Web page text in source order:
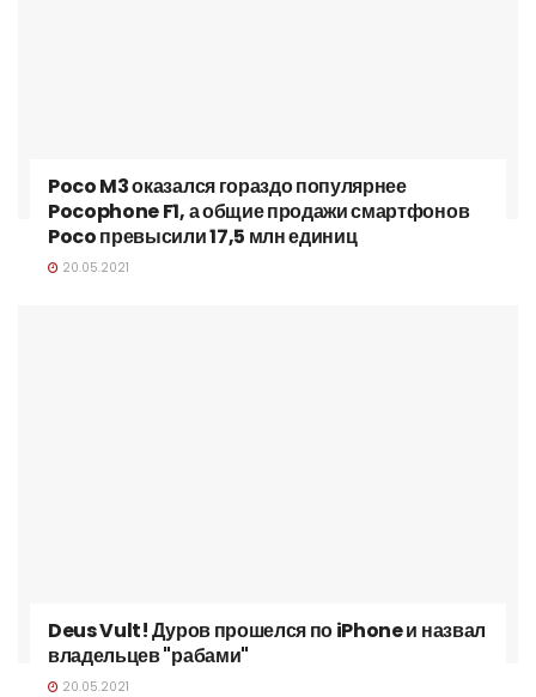
Poco M3 оказался гораздо популярнее
Pocophone F1, а общие продажи смартфонов
Poco превысили 17,5 млн единиц
20.05.2021
Deus Vult! Дуров прошелся по iPhone и назвал
владельцев "рабами"
20.05.2021